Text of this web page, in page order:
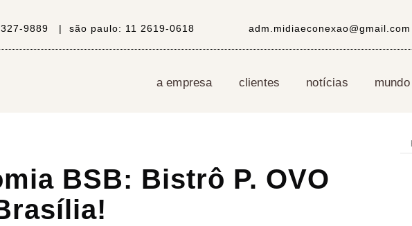
9889 | são paulo: 11 2619-0618 adm.midiaeconexao@gmail.com
a empresa clientes notícias
BSB: Bistrô P. OVO